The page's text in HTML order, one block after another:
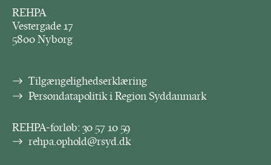
REHPA
Vestergade 17
5800 Nyborg
Tilgængelighedserklæring
Persondatapolitik i Region Syddanmark
REHPA-forløb:30 57 10 59
rehpa.ophold@rsyd.dk